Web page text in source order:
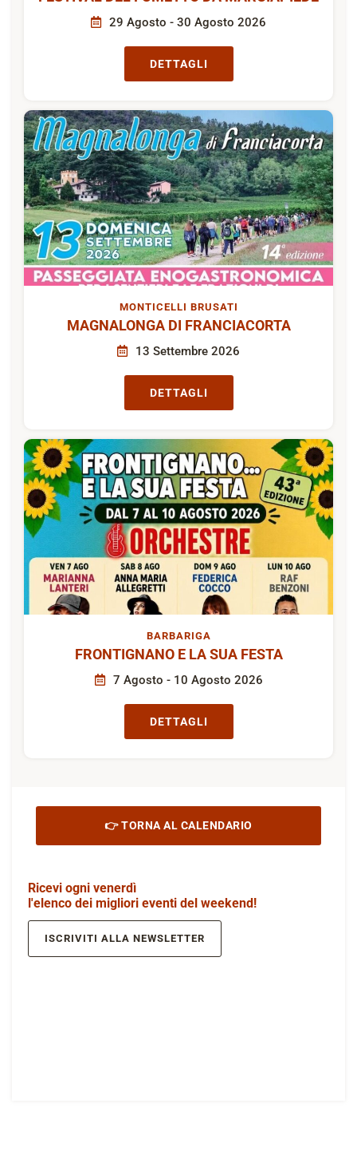
29 Agosto - 30 Agosto 2026
DETTAGLI
MONTICELLI BRUSATI
MAGNALONGA DI FRANCIACORTA
13 Settembre 2026
DETTAGLI
BARBARIGA
FRONTIGNANO E LA SUA FESTA
7 Agosto - 10 Agosto 2026
DETTAGLI
👉 TORNA AL CALENDARIO
Ricevi ogni venerdì
l'elenco dei migliori eventi del weekend!
ISCRIVITI ALLA NEWSLETTER